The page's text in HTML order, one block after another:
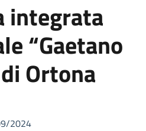
integrata
“Gaetano
Ortona
2024